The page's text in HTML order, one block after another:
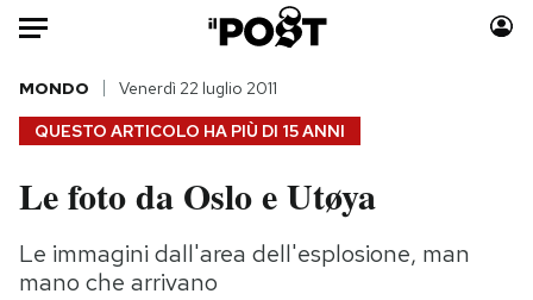
Auto
HOME
Italia
Politica
Moda
Consumismi
QUESTO ARTICOLO HA PIÙ DI 15 ANNI
MONDO Venerdì 22 luglio 2011
Le foto da Oslo e Utøya
Le immagini dall'area dell'esplosione, man
mano che arrivano